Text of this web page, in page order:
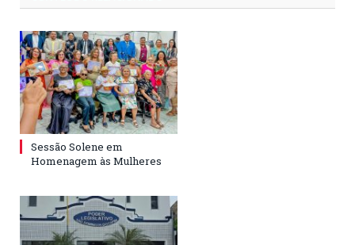
Sessão Solene em
Homenagem às Mulheres